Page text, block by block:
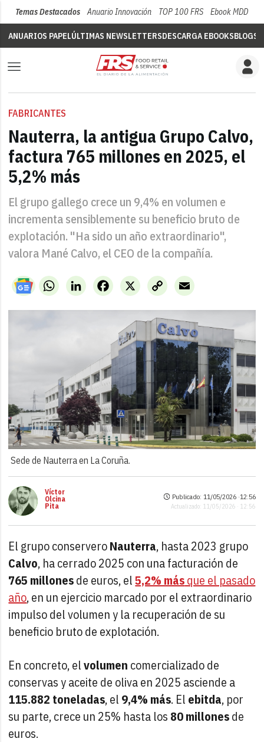
Temas Destacados Anuario Innovación TOP 100 FRS Ebook MDD
ANUARIOS PAPELÚLTIMAS NEWSLETTERSDESCARGA EBOOKSBLOGS
FABRICANTES
Nauterra, la antigua Grupo Calvo,
factura 765 millones en 2025, el
5,2% más
El grupo gallego crece un 9,4% en volumen e
incrementa sensiblemente su beneficio bruto de
explotación. "Ha sido un año extraordinario",
valora Mané Calvo, el CEO de la compañía.
WhatsAppLinkedIn X
Facebook
Copy
Link
Email
Sede de Nauterra en La Coruña.
Víctor
Olcina
Pita
Publicado: 11/05/2026 ·12:56
Actualizado: 11/05/2026 · 12:56
El grupo conserveroNauterra, hasta 2023 grupo
Calvo, ha cerrado 2025 con una facturación de
765 millonesde euros, el5,2% másque el pasado
año, en un ejercicio marcado por el extraordinario
impulso del volumen y la recuperación de su
beneficio bruto de explotación.
En concreto, elvolumen comercializado de
conservas y aceite de oliva en 2025 asciende a
115.882 toneladas, el 9,4% más. El ebitda, por
su parte, crece un 25% hasta los 80 millonesde
euros.